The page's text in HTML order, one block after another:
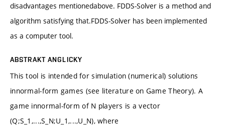
disadvantages mentionedabove. FDDS-Solver is a method and
algorithm satisfying that.FDDS-Solver has been implemented
as a computer tool.
ABSTRAKT ANGLICKY
This tool is intended for simulation (numerical) solutions
innormal-form games (see literature on Game Theory). A
game innormal-form of N players is a vector
(Q;S_1,...,S_N;U_1,...,U_N), where